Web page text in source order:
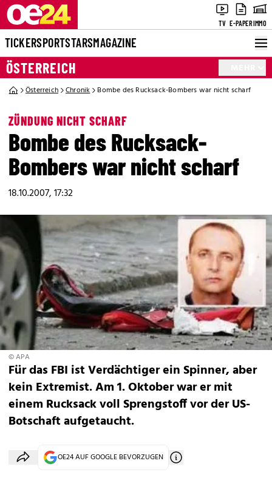
TV E-PAPERIMMO
TICKERSPORTSTARSMAGAZINE
ÖSTERREICH
Österreich Chronik Bombe des Rucksack-Bombers war nicht scharf
ZÜNDUNG NICHT SCHARF
Bombe des Rucksack-
Bombers war nicht scharf
18.10.2007, 17:32
© APA
Für das FBI ist Verdächtiger ein Spinner, aber
kein Extremist. Am 1. Oktober war er mit
einem Rucksack voll Sprengstoff vor der US-
Botschaft aufgetaucht.
OE24 AUF GOOGLE BEVORZUGEN